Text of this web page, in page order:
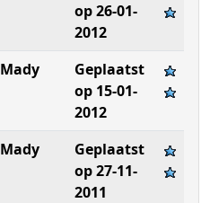
op 26-01-
2012
Mady
Geplaatst
op 15-01-
2012
Mady
Geplaatst
op 27-11-
2011